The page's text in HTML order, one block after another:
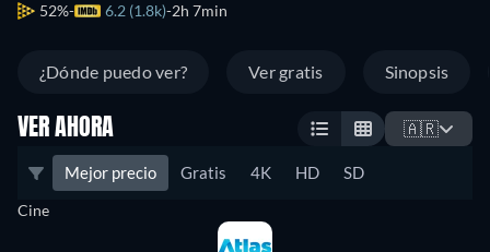
52% 6.2 (1.8k) 2h 7min
¿Dónde puedo ver? Ver gratis Sinopsis
VER AHORA 🇦🇷
Mejor precio Gratis 4K HD SD
Cine